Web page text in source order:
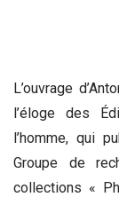
L’ouvrage
l’éloge des
l’homme, qui
Groupe de
collections «